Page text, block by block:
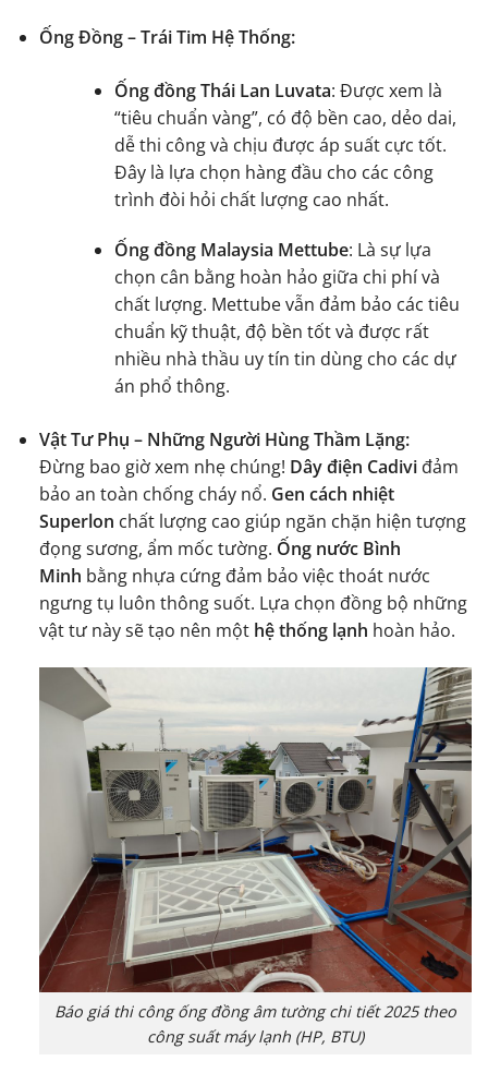
Ống Đồng – Trái Tim Hệ Thống:
Ống đồng Thái Lan Luvata: Được xem là
“tiêu chuẩn vàng”, có độ bền cao, dẻo dai,
dễ thi công và chịu được áp suất cực tốt.
Đây là lựa chọn hàng đầu cho các công
trình đòi hỏi chất lượng cao nhất.
Ống đồng Malaysia Mettube: Là sự lựa
chọn cân bằng hoàn hảo giữa chi phí và
chất lượng. Mettube vẫn đảm bảo các tiêu
chuẩn kỹ thuật, độ bền tốt và được rất
nhiều nhà thầu uy tín tin dùng cho các dự
án phổ thông.
Vật Tư Phụ – Những Người Hùng Thầm Lặng:
Đừng bao giờ xem nhẹ chúng! Dây điện Cadiviđảm
bảo an toàn chống cháy nổ. Gen cách nhiệt
Superlon chất lượng cao giúp ngăn chặn hiện tượng
đọng sương, ẩm mốc tường. Ống nước Bình
Minh bằng nhựa cứng đảm bảo việc thoát nước
ngưng tụ luôn thông suốt. Lựa chọn đồng bộ những
vật tư này sẽ tạo nên một hệ thống lạnh hoàn hảo.
Báo giá thi công ống đồng âm tường chi tiết 2025 theo
công suất máy lạnh (HP, BTU)